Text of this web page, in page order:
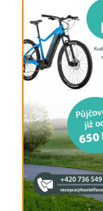
Dvoulůžkový pokoj
koupelnou se
pokoji je šatní skříň,
je společná kuchyňka
rychlovarnou konvicí,
nádobím. Ručníky a
parkování u hostelu.